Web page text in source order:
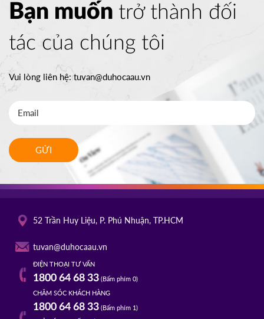
Bạn muốn trở thành đối
tác của chúng tôi
Vui lòng liên hệ:tuvan@duhocaau.vn
GỬI
52 Trần Huy Liệu, P. Phú Nhuận, TP.HCM
tuvan@duhocaau.vn
ĐIỆN THOẠI TƯ VẤN
1800 64 68 33(Bấm phím 0)
CHĂM SÓC KHÁCH HÀNG
1800 64 68 33(Bấm phím 1)